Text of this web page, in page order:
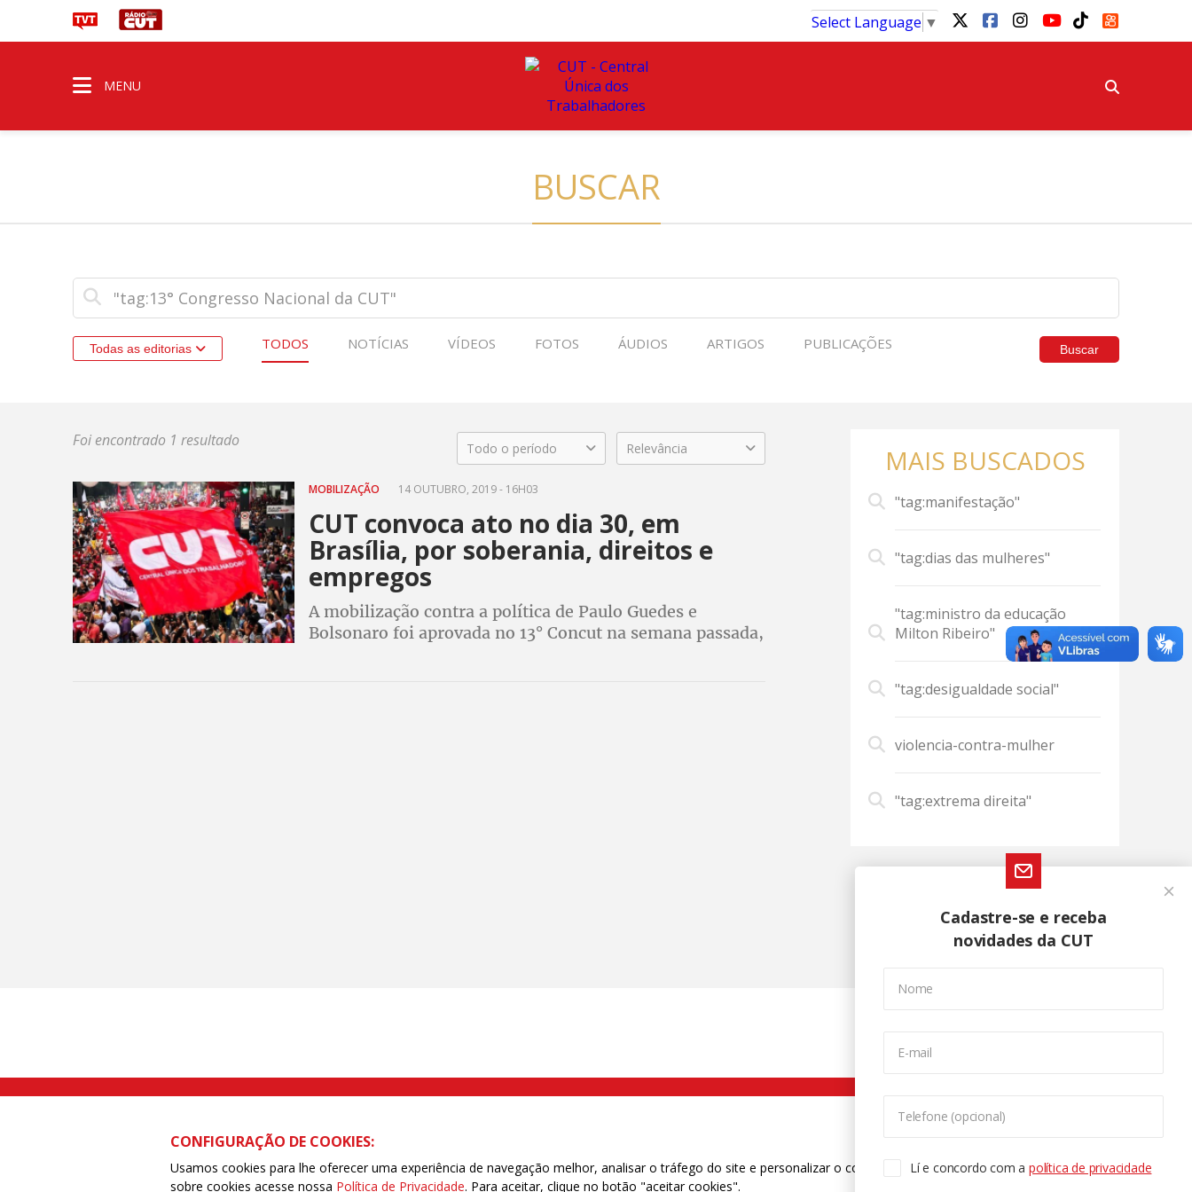
Select Language ▼
MENU
BUSCAR
Todas as editorias TODOS NOTÍCIAS VÍDEOS FOTOS ÁUDIOS ARTIGOS PUBLICAÇÕES Buscar
Foi encontrado 1 resultado Todo o período Relevância
MOBILIZAÇÃO 14 OUTUBRO, 2019 - 16H03
CUT convoca ato no dia 30, em
Brasília, por soberania, direitos e
empregos
A mobilização contra a política de Paulo Guedes e
Bolsonaro foi aprovada no 13° Concut na semana passada,
MAIS BUSCADOS
"tag:manifestação"
"tag:dias das mulheres"
"tag:ministro da educação
Milton Ribeiro"
"tag:desigualdade social"
violencia-contra-mulher
"tag:extrema direita"
Cadastre-se e receba
novidades da CUT
Nome
E-mail
Telefone (opcional)
Lí e concordo com apolítica de privacidade
Rua Caetano Pinto nº 575 CEP 03041-000 Brás, São Paulo/SP | Telefone (11) 2108 9200 - Fax (11) 2108 9310
CONFIGURAÇÃO DE COOKIES:
Usamos cookies para lhe oferecer uma experiência de navegação melhor, analisar o tráfego do site e personalizar o conteúdo. Para saber mais
sobre cookies acesse nossa Política de Privacidade. Para aceitar, clique no botão "aceitar cookies".